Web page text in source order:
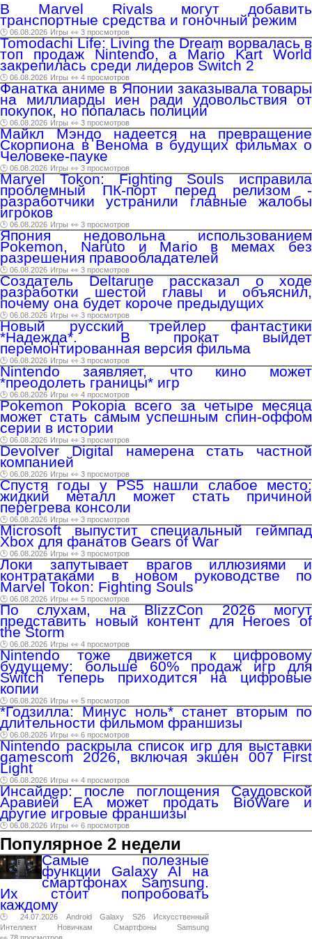
В Marvel Rivals могут добавить
транспортные средства и гоночный режим
🕑 06.08.2026 Игры 👀 3 просмотров
Tomodachi Life: Living the Dream ворвалась в
топ продаж Nintendo, а Mario Kart World
закрепилась среди лидеров Switch 2
🕑 06.08.2026 Игры 👀 4 просмотров
Фанатка аниме в Японии заказывала товары
на миллиарды иен ради удовольствия от
покупок, но попалась полиции
🕑 06.08.2026 Игры 👀 3 просмотров
Майкл Мэндо надеется на превращение
Скорпиона в Венома в будущих фильмах о
Человеке-пауке
🕑 06.08.2026 Игры 👀 3 просмотров
Marvel Tokon: Fighting Souls исправила
проблемный ПК-порт перед релизом -
разработчики устранили главные жалобы
игроков
🕑 06.08.2026 Игры 👀 3 просмотров
Япония недовольна использованием
Pokemon, Naruto и Mario в мемах без
разрешения правообладателей
🕑 06.08.2026 Игры 👀 3 просмотров
Создатель Deltarune рассказал о ходе
разработки шестой главы и объяснил,
почему она будет короче предыдущих
🕑 06.08.2026 Игры 👀 3 просмотров
Новый русский трейлер фантастики
*Надежда*. В прокат выйдет
перемонтированная версия фильма
🕑 06.08.2026 Игры 👀 3 просмотров
Nintendo заявляет, что кино может
*преодолеть границы* игр
🕑 06.08.2026 Игры 👀 4 просмотров
Pokemon Pokopia всего за четыре месяца
может стать самым успешным спин-оффом
серии в истории
🕑 06.08.2026 Игры 👀 3 просмотров
Devolver Digital намерена стать частной
компанией
🕑 06.08.2026 Игры 👀 3 просмотров
Спустя годы у PS5 нашли слабое место:
жидкий металл может стать причиной
перегрева консоли
🕑 06.08.2026 Игры 👀 3 просмотров
Microsoft выпустит специальный геймпад
Xbox для фанатов Gears of War
🕑 06.08.2026 Игры 👀 3 просмотров
Локи запутывает врагов иллюзиями и
контратаками в новом руководстве по
Marvel Tokon: Fighting Souls
🕑 06.08.2026 Игры 👀 5 просмотров
По слухам, на BlizzCon 2026 могут
представить новый контент для Heroes of
the Storm
🕑 06.08.2026 Игры 👀 4 просмотров
Nintendo тоже движется к цифровому
будущему: больше 60% продаж игр для
Switch теперь приходится на цифровые
копии
🕑 06.08.2026 Игры 👀 5 просмотров
*Годзилла: Минус ноль* станет вторым по
длительности фильмом франшизы
🕑 06.08.2026 Игры 👀 6 просмотров
Nintendo раскрыла список игр для выставки
gamescom 2026, включая экшен 007 First
Light
🕑 06.08.2026 Игры 👀 4 просмотров
Инсайдер: после поглощения Саудовской
Аравией EA может продать BioWare и
другие игровые франшизы
🕑 06.08.2026 Игры 👀 6 просмотров
Популярное 2 недели
Самые полезные
функции Galaxy AI на
смартфонах Samsung.
Их стоит попробовать
каждому
🕑 24.07.2026 Android Galaxy S26
Искусственный
Интеллект
Новичкам Смартфоны
Samsung